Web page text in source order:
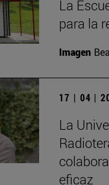
La
para la
Imagen
17 | 04 |
La
eficaz